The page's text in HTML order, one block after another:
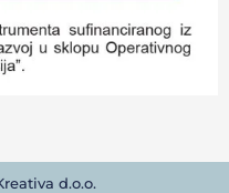
d.o.o.